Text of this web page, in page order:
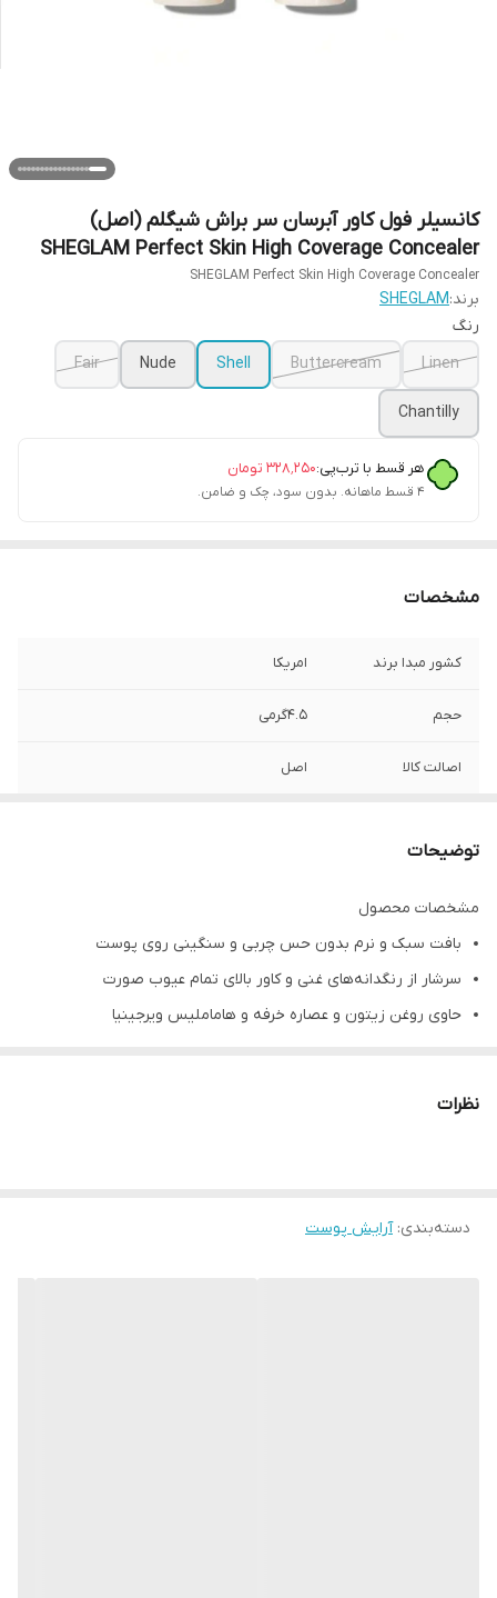
کانسیلر فول کاور آبرسان سر براش شیگلم (اصل)
SHEGLAM Perfect Skin High Coverage Concealer
SHEGLAM Perfect Skin High Coverage Concealer
برند:SHEGLAM
رنگ
Linen
Buttercream
Shell
Nude
Fair
Chantilly
هر قسط با ترب‌پی:۳۲۸٬۲۵۰ تومان
۴ قسط ماهانه. بدون سود، چک و ضامن.
مشخصات
کشور مبدا برند امریکا
حجم ۴.۵گرمی
اصالت کالا اصل
توضیحات
مشخصات محصول
بافت سبک و نرم بدون حس چربی و سنگینی روی پوست
سرشار از رنگدانه‌های غنی و کاور بالای تمام عیوب صورت
حاوی روغن زیتون و عصاره خرفه و هاماملیس ویرجینیا
نظرات
دسته‌بندی:آرایش پوست